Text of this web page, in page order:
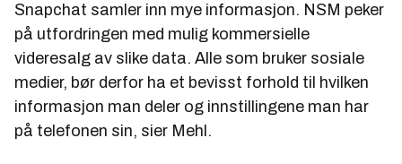
Snapchat samler inn mye informasjon. NSM peker
på utfordringen med mulig kommersielle
videresalg av slike data. Alle som bruker sosiale
medier, bør derfor ha et bevisst forhold til hvilken
informasjon man deler og innstillingene man har
på telefonen sin, sier Mehl.